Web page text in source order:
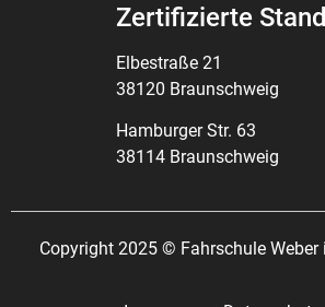
Zertifizierte
Elbestraße 21
38120 Braunschweig
Hamburger Str. 63
38114 Braunschweig
Copyright 2025 © Fahrschule Weber